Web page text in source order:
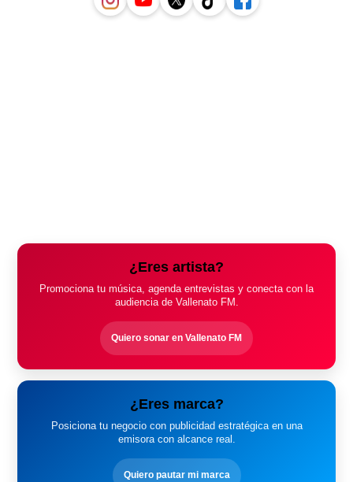
¿Eres artista?
Promociona tu música, agenda entrevistas y conecta con la
audiencia de Vallenato FM.
Quiero sonar en Vallenato FM
¿Eres marca?
Posiciona tu negocio con publicidad estratégica en una
emisora con alcance real.
Quiero pautar mi marca